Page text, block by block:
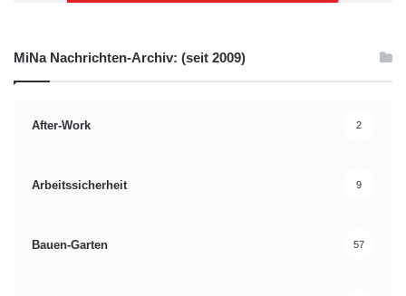
MiNa Nachrichten-Archiv: (seit 2009)
After-Work 2
Arbeitssicherheit 9
Bauen-Garten 57